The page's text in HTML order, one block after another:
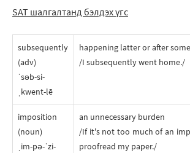
SAT шалгалтанд бэлдэх үгc
subsequently
(adv)
ˈsəb-si-
ˌkwent-lē
happening latter or after
/I subsequently went home./
imposition
(noun)
ˌim-pə-ˈzi-
an unnecessary burden
/If it's not too much of an
proofread my paper./